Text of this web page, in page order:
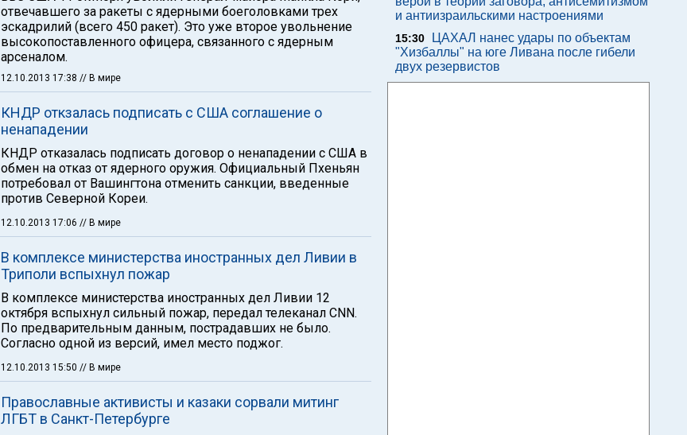
отвечавшего за ракеты с ядерными боеголовками трех
эскадрилий (всего 450 ракет). Это уже второе увольнение
высокопоставленного офицера, связанного с ядерным
арсеналом.
12.10.2013 17:38 // В мире
КНДР откзалась подписать с США соглашение о
ненападении
КНДР отказалась подписать договор о ненападении с США в
обмен на отказ от ядерного оружия. Официальный Пхеньян
потребовал от Вашингтона отменить санкции, введенные
против Северной Кореи.
12.10.2013 17:06 // В мире
В комплексе министерства иностранных дел Ливии в
Триполи вспыхнул пожар
В комплексе министерства иностранных дел Ливии 12
октября вспыхнул сильный пожар, передал телеканал CNN.
По предварительным данным, пострадавших не было.
Согласно одной из версий, имел место поджог.
12.10.2013 15:50 // В мире
Православные активисты и казаки сорвали митинг
ЛГБТ в Санкт-Петербурге
и антиизраильскими настроениями
15:30
ЦАХАЛ нанес удары по объектам
"Хизбаллы" на юге Ливана после гибели
двух резервистов